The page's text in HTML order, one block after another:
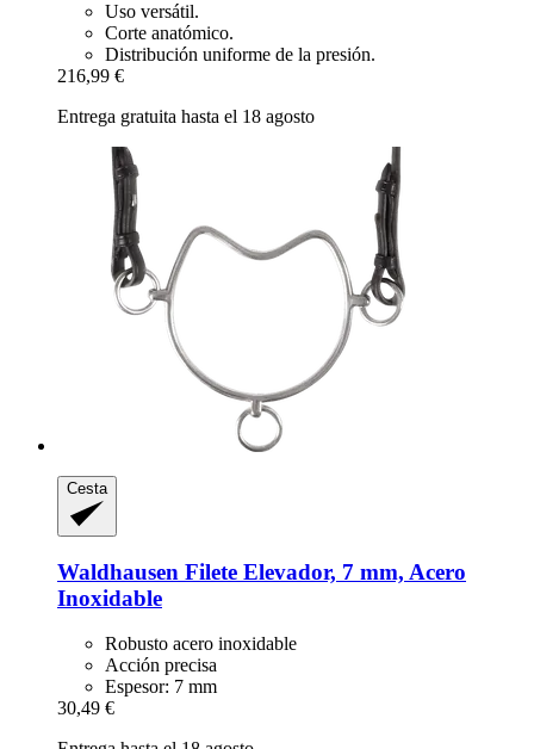
Uso versátil.
Corte anatómico.
Distribución uniforme de la presión.
216,99 €
Entrega gratuita hasta el 18 agosto
Cesta
Waldhausen Filete Elevador, 7 mm, Acero
Inoxidable
Robusto acero inoxidable
Acción precisa
Espesor: 7 mm
30,49 €